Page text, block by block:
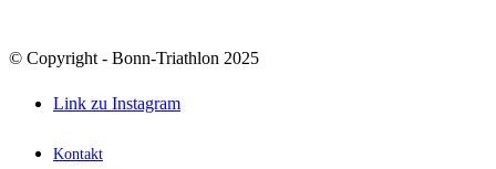
© Copyright - Bonn-Triathlon 2025
Link zu Instagram
Kontakt